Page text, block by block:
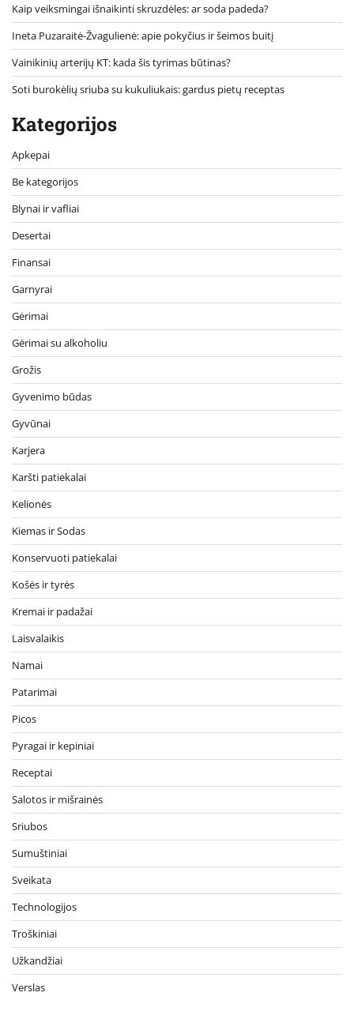
Kaip veiksmingai išnaikinti skruzdėles: ar soda padeda?
Ineta Puzaraitė-Žvagulienė: apie pokyčius ir šeimos buitį
Vainikinių arterijų KT: kada šis tyrimas būtinas?
Soti burokėlių sriuba su kukuliukais: gardus pietų receptas
Kategorijos
Apkepai
Be kategorijos
Blynai ir vafliai
Desertai
Finansai
Garnyrai
Gėrimai
Gėrimai su alkoholiu
Grožis
Gyvenimo būdas
Gyvūnai
Karjera
Karšti patiekalai
Kelionės
Kiemas ir Sodas
Konservuoti patiekalai
Košės ir tyrės
Kremai ir padažai
Laisvalaikis
Namai
Patarimai
Picos
Pyragai ir kepiniai
Receptai
Salotos ir mišrainės
Sriubos
Sumuštiniai
Sveikata
Technologijos
Troškiniai
Užkandžiai
Verslas